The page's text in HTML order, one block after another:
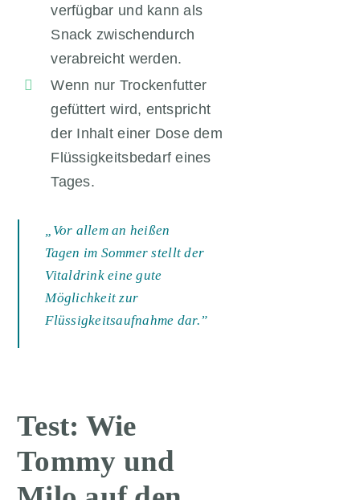
verfügbar und kann als
Snack zwischendurch
verabreicht werden.
Wenn nur Trockenfutter
gefüttert wird, entspricht
der Inhalt einer Dose dem
Flüssigkeitsbedarf eines
Tages.
„Vor allem an heißen
Tagen im Sommer stellt der
Vitaldrink eine gute
Möglichkeit zur
Flüssigkeitsaufnahme dar.”
Test: Wie
Tommy und